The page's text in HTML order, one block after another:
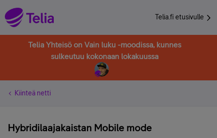
Telia.fi etusivulle
Telia Yhteisö on Vain luku -moodissa, kunnes
sulkeutuu kokonaan lokakuussa
Kiinteä netti
Hybridilaajakaistan Mobile mode